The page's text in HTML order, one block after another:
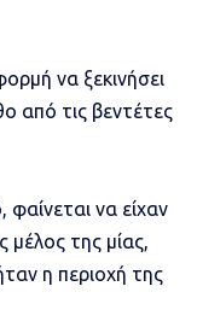
να ξεκινήσει
από τις βεντέτες
να είχαν
μέλος της μίας,
η περιοχή της